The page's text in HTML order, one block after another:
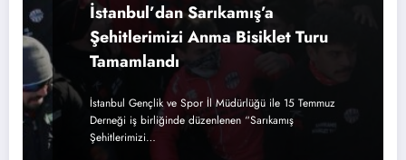
İstanbul’dan Sarıkamış’a
Şehitlerimizi Anma Bisiklet Turu
Tamamlandı
İstanbul Gençlik ve Spor İl Müdürlüğü ile 15 Temmuz
Derneği iş birliğinde düzenlenen “Sarıkamış
Şehitlerimizi…